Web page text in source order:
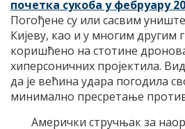
почетка сукоба у фебруару
Погођене су или сасвим
Кијеву, као и у многим другим
коришћено на стотине
хиперсоничних пројектила.
да је већина удара погодила
минимално пресретање
Амерички стручњак за